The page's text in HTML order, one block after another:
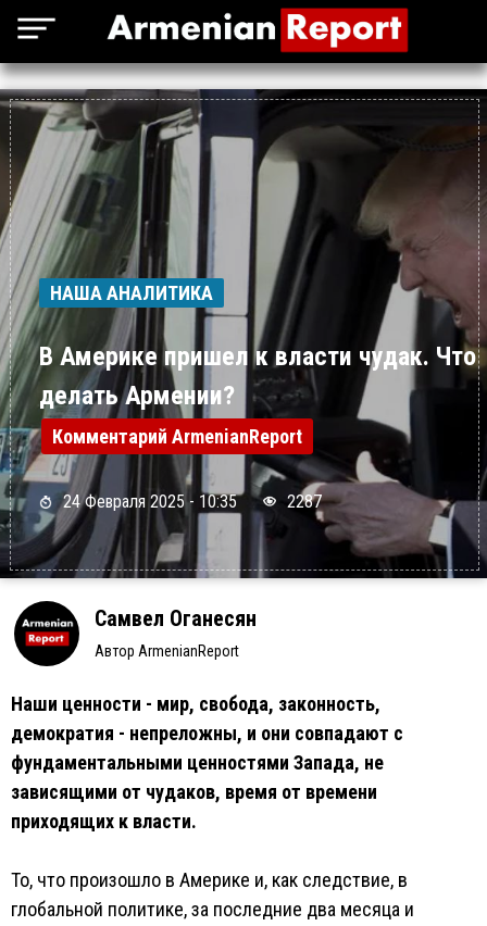
НАША АНАЛИТИКА
В Америке пришел к власти чудак. Что
делать Армении?
Комментарий ArmenianReport
24 Февраля 2025 - 10:35 2287
Самвел Оганесян
Автор ArmenianReport
Наши ценности - мир, свобода, законность,
демократия - непреложны, и они совпадают с
фундаментальными ценностями Запада, не
зависящими от чудаков, время от времени
приходящих к власти.
То, что произошло в Америке и, как следствие, в
глобальной политике, за последние два месяца и